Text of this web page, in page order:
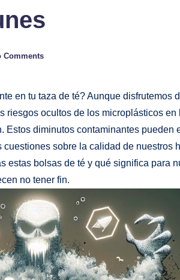
Comments
en tu taza de té? Aunque disfrutemos
riesgos ocultos de los microplásticos en
Estos diminutos contaminantes pueden
sobre la calidad de nuestros
estas bolsas de té y qué significa para
no tener fin.